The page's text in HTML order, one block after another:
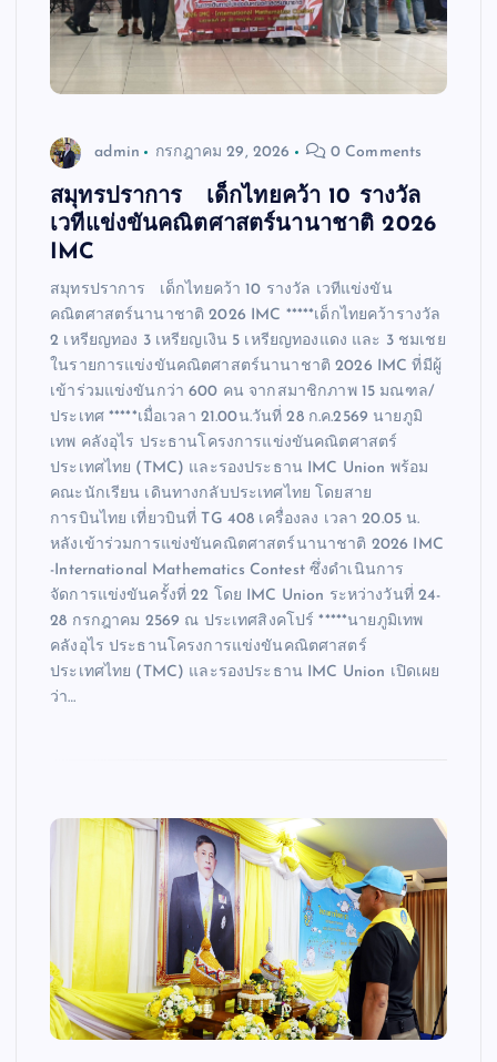
admin กรกฎาคม 29, 2026 0 Comments
สมุทรปราการ เด็กไทยคว้า 10 รางวัล
เวทีแข่งขันคณิตศาสตร์นานาชาติ 2026
IMC
สมุทรปราการ เด็กไทยคว้า 10 รางวัล เวทีแข่งขัน
คณิตศาสตร์นานาชาติ 2026 IMC *****เด็กไทยคว้ารางวัล
2 เหรียญทอง 3 เหรียญเงิน 5 เหรียญทองแดง และ 3 ชมเชย
ในรายการแข่งขันคณิตศาสตร์นานาชาติ 2026 IMC ที่มีผู้
เข้าร่วมแข่งขันกว่า 600 คน จากสมาชิกภาพ 15 มณฑล/
ประเทศ *****เมื่อเวลา 21.00น.วันที่ 28 ก.ค.2569 นายภูมิ
เทพ คลังอุไร ประธานโครงการแข่งขันคณิตศาสตร์
ประเทศไทย (TMC) และรองประธาน IMC Union พร้อม
คณะนักเรียน เดินทางกลับประเทศไทย โดยสาย
การบินไทย เที่ยวบินที่ TG 408 เครื่องลง เวลา 20.05 น.
หลังเข้าร่วมการแข่งขันคณิตศาสตร์นานาชาติ 2026 IMC
-International Mathematics Contest ซึ่งดำเนินการ
จัดการแข่งขันครั้งที่ 22 โดย IMC Union ระหว่างวันที่ 24-
28 กรกฎาคม 2569 ณ ประเทศสิงคโปร์ *****นายภูมิเทพ
คลังอุไร ประธานโครงการแข่งขันคณิตศาสตร์
ประเทศไทย (TMC) และรองประธาน IMC Union เปิดเผย
ว่า…